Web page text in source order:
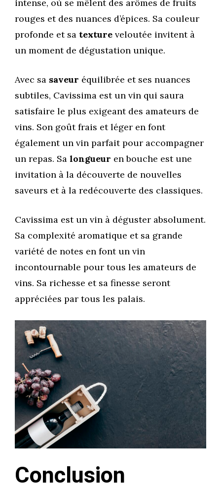
intense, où se mêlent des arômes de fruits
rouges et des nuances d’épices. Sa couleur
profonde et sa texture veloutée invitent à
un moment de dégustation unique.
Avec sa saveur équilibrée et ses nuances
subtiles, Cavissima est un vin qui saura
satisfaire le plus exigeant des amateurs de
vins. Son goût frais et léger en font
également un vin parfait pour accompagner
un repas. Sa longueur en bouche est une
invitation à la découverte de nouvelles
saveurs et à la redécouverte des classiques.
Cavissima est un vin à déguster absolument.
Sa complexité aromatique et sa grande
variété de notes en font un vin
incontournable pour tous les amateurs de
vins. Sa richesse et sa finesse seront
appréciées par tous les palais.
Conclusion